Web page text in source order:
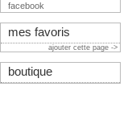
facebook
mes favoris
ajouter cette page ->
boutique